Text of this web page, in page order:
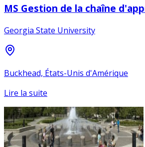
MS Gestion de la chaîne
Georgia State University
Buckhead, États-Unis d'Amérique
Lire la suite